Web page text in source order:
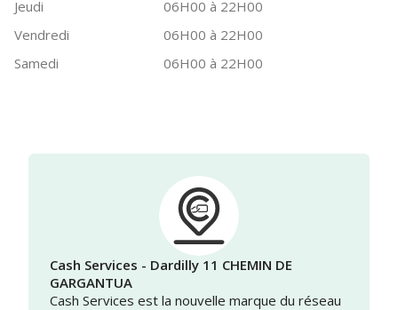
Jeudi
06H00 à 22H00
Vendredi
06H00 à 22H00
Samedi
06H00 à 22H00
Cash Services - Dardilly 11 CHEMIN DE
GARGANTUA
Cash Services est la nouvelle marque du réseau